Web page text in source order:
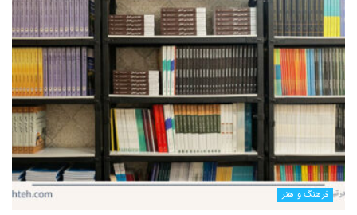
فرهنگ و هنر